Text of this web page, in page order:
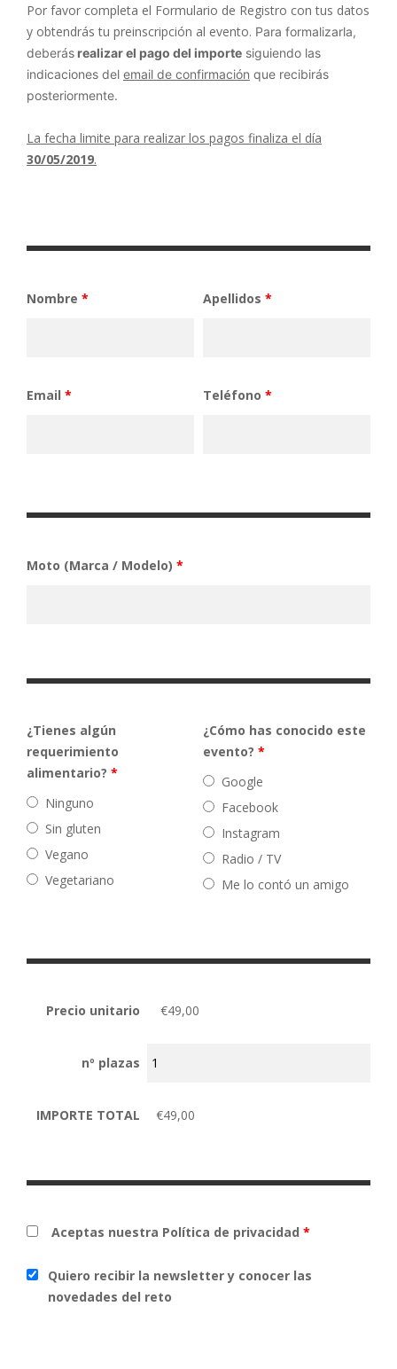
Por favor completa el Formulario de Registro con tus datos
y obtendrás tu preinscripción al evento. Para formalizarla,
deberásrealizar el pago del importe siguiendo las
indicaciones del email de confirmación que recibirás
posteriormente.
La fecha limite para realizar los pagos finaliza el día
30/05/2019.
Nombre * Apellidos *
Email * Teléfono *
Moto (Marca / Modelo) *
¿Tienes algún
requerimiento
alimentario? *
Ninguno
Sin gluten
Vegano
Vegetariano
¿Cómo has conocido este
evento? *
Google
Facebook
Instagram
Radio / TV
Me lo contó un amigo
Precio unitario €49,00
nº plazas
IMPORTE TOTAL €49,00
Aceptas nuestra Política de privacidad *
Quiero recibir la newsletter y conocer las
novedades del reto